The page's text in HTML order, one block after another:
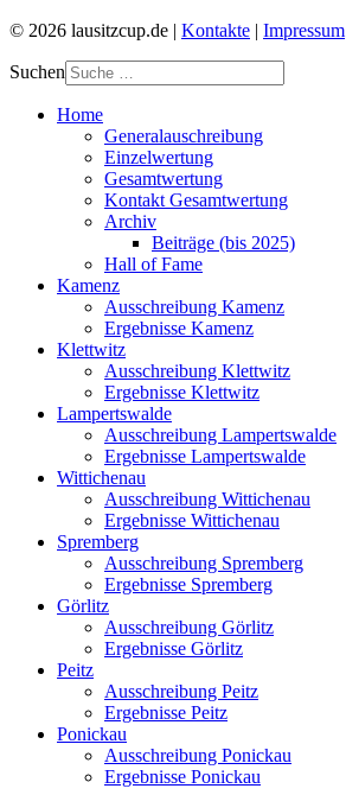
© 2026 lausitzcup.de | Kontakte | Impressum
Suchen
Home
Generalauschreibung
Einzelwertung
Gesamtwertung
Kontakt Gesamtwertung
Archiv
Beiträge (bis 2025)
Hall of Fame
Kamenz
Ausschreibung Kamenz
Ergebnisse Kamenz
Klettwitz
Ausschreibung Klettwitz
Ergebnisse Klettwitz
Lampertswalde
Ausschreibung Lampertswalde
Ergebnisse Lampertswalde
Wittichenau
Ausschreibung Wittichenau
Ergebnisse Wittichenau
Spremberg
Ausschreibung Spremberg
Ergebnisse Spremberg
Görlitz
Ausschreibung Görlitz
Ergebnisse Görlitz
Peitz
Ausschreibung Peitz
Ergebnisse Peitz
Ponickau
Ausschreibung Ponickau
Ergebnisse Ponickau